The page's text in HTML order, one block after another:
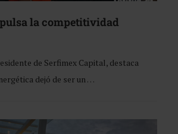
la competitividad
de Serfimex Capital, destaca
dejó de ser un …